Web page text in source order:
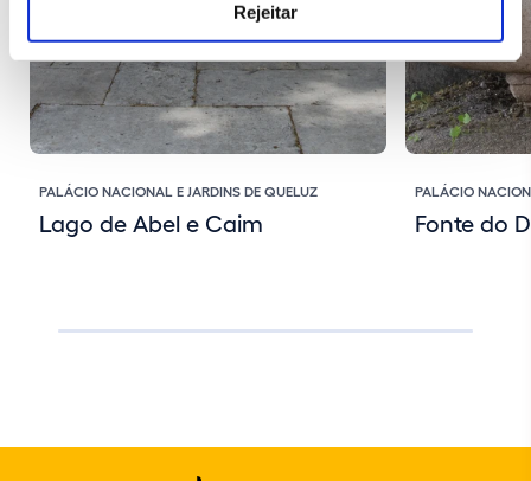
Rejeitar
PALÁCIO NACIONAL E JARDINS DE QUELUZ
Lago de Abel e Caim
PALÁCIO
Fonte do